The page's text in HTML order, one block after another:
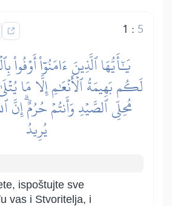
1 : 5
يَٰٓأَيُّهَا ٱلَّذِينَ ءَامَنُوٓاْ أَوۡفُواْ
لَكُم بَهِيمَةُ ٱلۡأَنۡعَٰمِ إِلَّا مَا
مُحِلِّي ٱلصَّيۡدِ وَأَنتُمۡ حُرُمٌۗ إِنَّ
يُرِيدُ
ispoštujte sve
vas i Stvoritelja, i